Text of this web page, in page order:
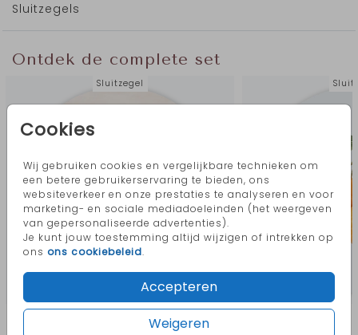
Cookies
Wij gebruiken cookies en vergelijkbare technieken om
een betere gebruikerservaring te bieden, ons
websiteverkeer en onze prestaties te analyseren en voor
marketing- en sociale mediadoeleinden (het weergeven
van gepersonaliseerde advertenties).
Je kunt jouw toestemming altijd wijzigen of intrekken op
ons ons cookiebeleid.
Accepteren
Weigeren
af te sluiten. Een klein detail dat het geheel compleet
Combineer de sluitzegel met de andere items uit de
Heart of Blush collectievoor een harmonieus en
Sluitzegel Heart of Blush
Sluitzegels
Ontdek de complete set
Sluitzegel
Meer in deze stijl